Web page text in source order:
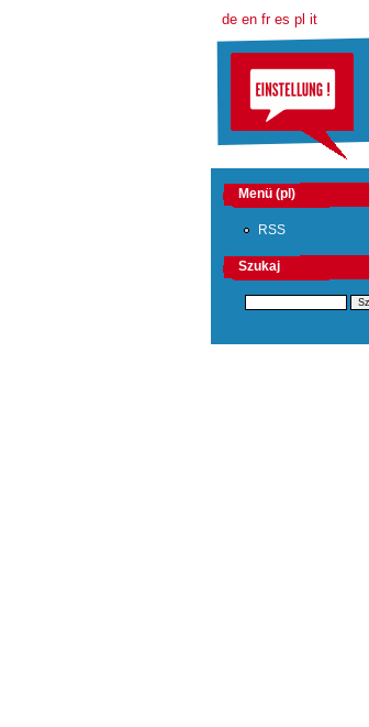
de en fr es pl it
Menü (pl)
RSS
Szukaj